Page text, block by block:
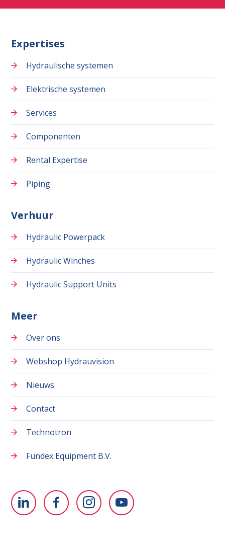
Expertises
Hydraulische systemen
Elektrische systemen
Services
Componenten
Rental Expertise
Piping
Verhuur
Hydraulic Powerpack
Hydraulic Winches
Hydraulic Support Units
Meer
Over ons
Webshop Hydrauvision
Nieuws
Contact
Technotron
Fundex Equipment B.V.